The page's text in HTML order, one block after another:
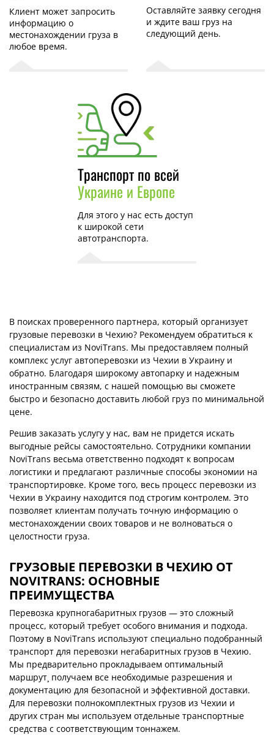
Клиент может запросить
информацию о
местонахождении груза в
любое время.
Оставляйте заявку сегодня
и ждите ваш груз на
следующий день.
Транспорт по всей
Украине и Европе
Для этого у нас есть доступ
к широкой сети
автотранспорта.
В поисках проверенного партнера, который организует
грузовые перевозки в Чехию? Рекомендуем обратиться к
специалистам из NoviTrans. Мы предоставляем полный
комплекс услуг автоперевозки из Чехии в Украину и
обратно. Благодаря широкому автопарку и надежным
иностранным связям, с нашей помощью вы сможете
быстро и безопасно доставить любой груз по минимальной
цене.
Решив заказать услугу у нас, вам не придется искать
выгодные рейсы самостоятельно. Сотрудники компании
NoviTrans весьма ответственно подходят к вопросам
логистики и предлагают различные способы экономии на
транспортировке. Кроме того, весь процесс перевозки из
Чехии в Украину находится под строгим контролем. Это
позволяет клиентам получать точную информацию о
местонахождении своих товаров и не волноваться о
целостности груза.
ГРУЗОВЫЕ ПЕРЕВОЗКИ В ЧЕХИЮ ОТ
NOVITRANS: ОСНОВНЫЕ
ПРЕИМУЩЕСТВА
Перевозка крупногабаритных грузов — это сложный
процесс, который требует особого внимания и подхода.
Поэтому в NoviTrans используют специально подобранный
транспорт для перевозки негабаритных грузов в Чехию.
Мы предварительно прокладываем оптимальный
маршрут¸ получаем все необходимые разрешения и
документацию для безопасной и эффективной доставки.
Для перевозки полнокомплектных грузов из Чехии и
других стран мы используем отдельные транспортные
средства с соответствующим тоннажем.